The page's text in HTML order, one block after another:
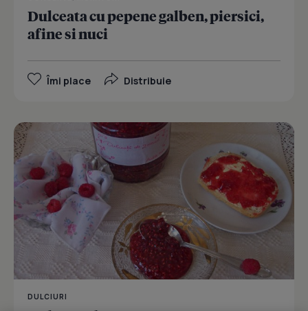
Dulceata cu pepene galben, piersici,
afine si nuci
Îmi place Distribuie
DULCIURI